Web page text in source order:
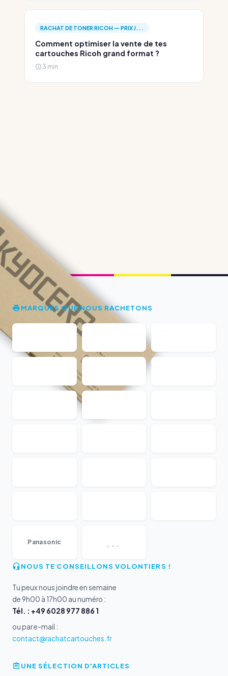
RACHAT DE TONER RICOH — PRIX J...
Comment optimiser la vente de tes
cartouches Ricoh grand format ?
3 min
MARQUES QUE NOUS RACHETONS
Panasonic ...
NOUS TE CONSEILLONS VOLONTIERS !
Tu peux nous joindre en semaine
de 9h00 à 17h00 au numéro :
Tél. : +49 6028 977 886 1
ou par e-mail :
contact@rachatcartouches.fr
UNE SÉLECTION D'ARTICLES